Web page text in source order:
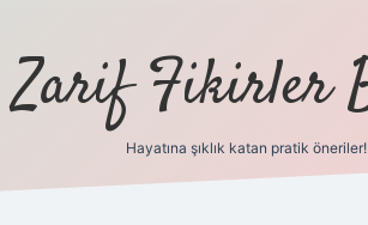
Zarif Fikirler
Hayatına şıklık katan pratik öneriler!